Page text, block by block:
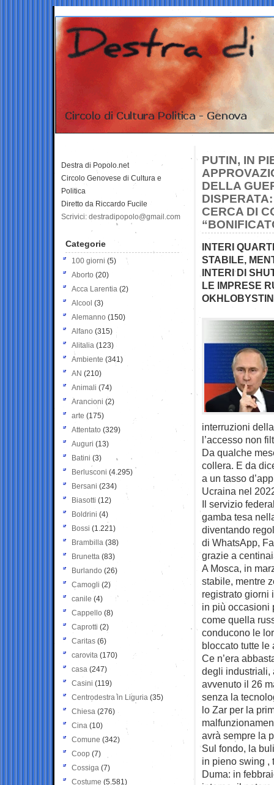
PUTIN, IN
DELLA
CERCA DI
INTERI
STABILE,
INTERI DI
LE IMPRESE
interruzioni
l’accesso non
Da qualche
collera. E da
a un tasso
Ucraina nel
Il servizio
gamba tesa
diventando
di WhatsApp,
grazie a
A Mosca, in
stabile, mentre
registrato giorni
in più occasioni
come quella
conducono le
bloccato tutte
Ce n’era
degli industriali,
avvenuto il 26
senza la
lo Zar per la
avrà sempre la
Sul fondo, la
in pieno swing ,
Duma: in
Destra di Popolo.net
Circolo Genovese di Cultura e
Politica
Diretto da Riccardo Fucile
Scrivici: destradipopolo@gmail.com
Categorie
100 giorni (5)
Aborto (20)
Acca Larentia (2)
Alcool (3)
Alemanno (150)
Alfano (315)
Alitalia (123)
Ambiente (341)
AN (210)
Animali (74)
Arancioni (2)
arte (175)
Attentato (329)
Auguri (13)
Batini (3)
Berlusconi (4.295)
Bersani (234)
Biasotti (12)
Boldrini (4)
Bossi (1.221)
Brambilla (38)
Brunetta (83)
Burlando (26)
Camogli (2)
canile (4)
Cappello (8)
Caprotti (2)
Caritas (6)
carovita (170)
casa (247)
Casini (119)
Centrodestra in Liguria (35)
Chiesa (276)
Cina (10)
Comune (342)
Coop (7)
Cossiga (7)
Costume (5.581)